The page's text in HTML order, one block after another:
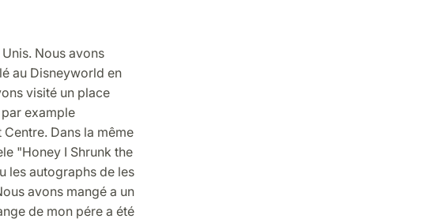
Nous avons
au Disneyworld en
visité un place
example
Dans la même
"Honey I Shrunk the
les autographs de les
avons mangé a un
de mon pére a été